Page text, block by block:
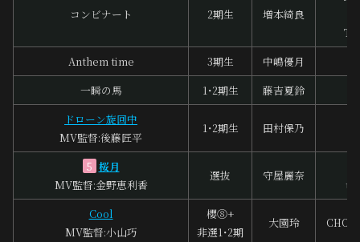
コンビナート 2期生 増本綺良
Anthem time
3期生 中嶋優月
一瞬の馬
1･2期生 藤吉夏鈴
ドローン旋回中
MV監督:後藤匠平
1･2期生 田村保乃
5 桜月
MV監督:金野恵利香
選抜 守屋麗奈
Cool
MV監督:小山巧
櫻⑧+
非選1･2期
大園玲